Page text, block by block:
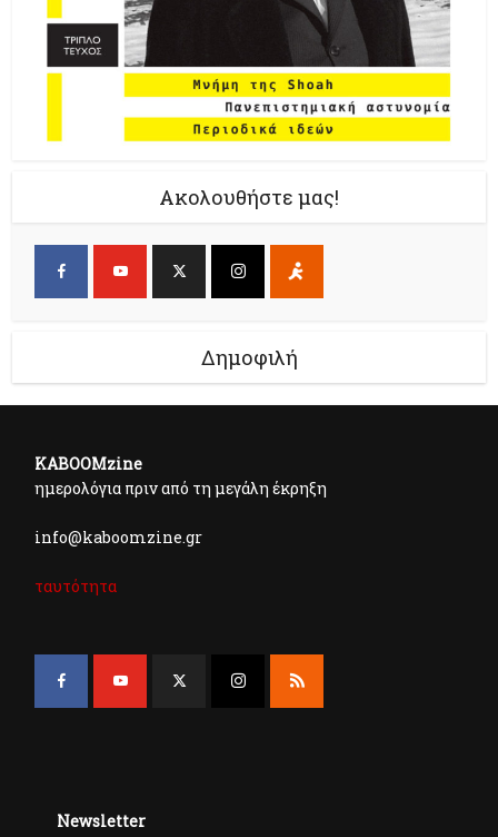
Ακολουθήστε μας!
Δημοφιλή
KABOOMzine
ημερολόγια πριν από τη μεγάλη έκρηξη
info@kaboomzine.gr
ταυτότητα
Newsletter